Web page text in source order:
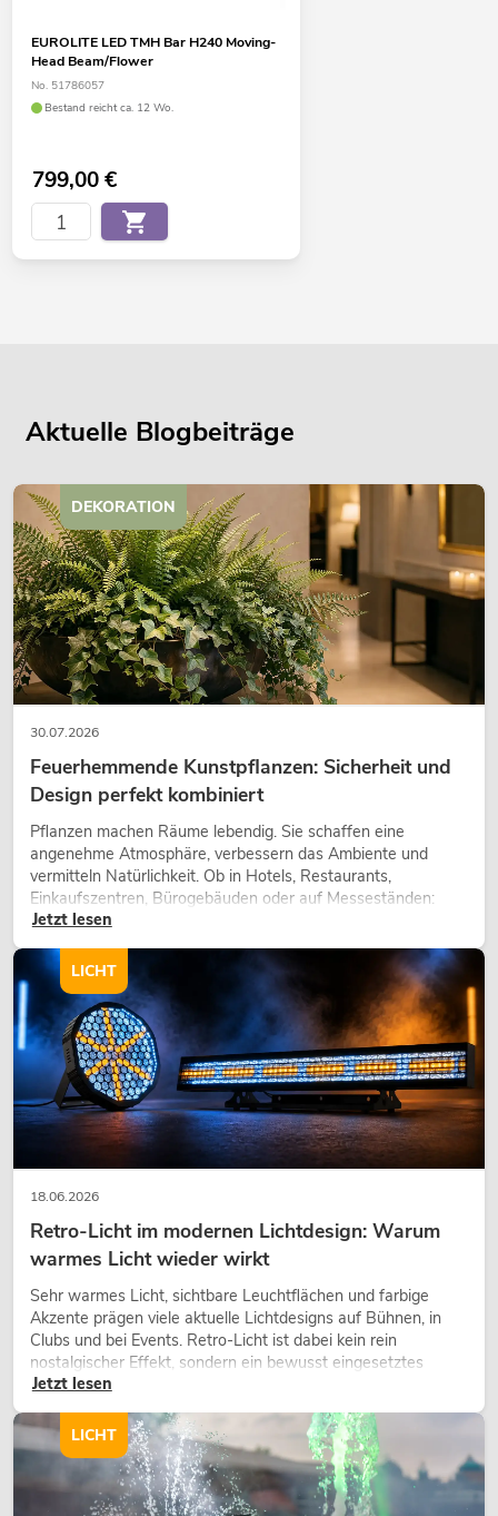
EUROLITE LED TMH Bar H240 Moving-
Head Beam/Flower
No. 51786057
Bestand reicht ca. 12 Wo.
799,00€
Aktuelle Blogbeiträge
30.07.2026
Feuerhemmende Kunstpflanzen: Sicherheit und
Design perfekt kombiniert
Pflanzen machen Räume lebendig. Sie schaffen eine
angenehme Atmosphäre, verbessern das Ambiente und
vermitteln Natürlichkeit. Ob in Hotels, Restaurants,
Einkaufszentren, Bürogebäuden oder auf Messeständen:
eine hochwertige Begrünung gehört heute längst zum
modernen Raumkonzept.
Jetzt lesen
DEKORATION
18.06.2026
Retro-Licht im modernen Lichtdesign: Warum
warmes Licht wieder wirkt
Sehr warmes Licht, sichtbare Leuchtflächen und farbige
Akzente prägen viele aktuelle Lichtdesigns auf Bühnen, in
Clubs und bei Events. Retro-Licht ist dabei kein rein
nostalgischer Effekt, sondern ein bewusst eingesetztes
Gestaltungsmittel: Es schafft Atmosphäre, gibt Szenen
Charakter und kann technische LED-Setups emotionaler
wirken lassen.
Jetzt lesen
LICHT
LICHT